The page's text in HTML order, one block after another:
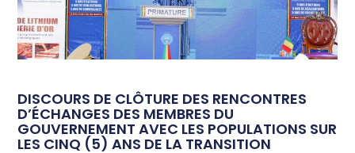
DISCOURS DE CLÔTURE DES RENCONTRES
D’ÉCHANGES DES MEMBRES DU
GOUVERNEMENT AVEC LES POPULATIONS SUR
LES CINQ (5) ANS DE LA TRANSITION